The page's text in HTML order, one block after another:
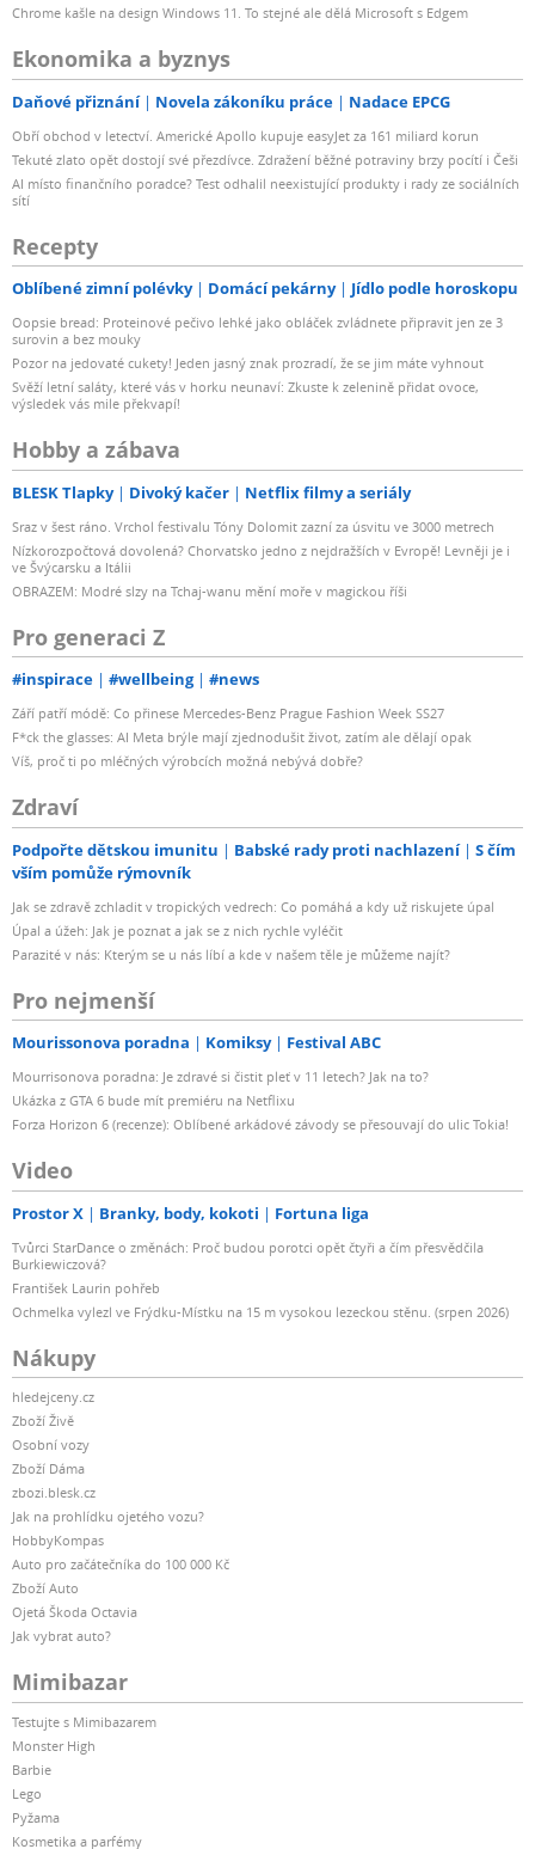
Chrome kašle na design Windows 11. To stejné ale dělá Microsoft s Edgem
Ekonomika a byznys
Daňové přiznání Novela zákoníku práce Nadace EPCG
Obří obchod v letectví. Americké Apollo kupuje easyJet za 161 miliard korun
Tekuté zlato opět dostojí své přezdívce. Zdražení běžné potraviny brzy pocítí i Češi
AI místo finančního poradce? Test odhalil neexistující produkty i rady ze sociálních
sítí
Recepty
Oblíbené zimní polévky Domácí pekárny Jídlo podle horoskopu
Oopsie bread: Proteinové pečivo lehké jako obláček zvládnete připravit jen ze 3
surovin a bez mouky
Pozor na jedovaté cukety! Jeden jasný znak prozradí, že se jim máte vyhnout
Svěží letní saláty, které vás v horku neunaví: Zkuste k zelenině přidat ovoce,
výsledek vás mile překvapí!
Hobby a zábava
BLESK Tlapky Divoký kačer Netflix filmy a seriály
Sraz v šest ráno. Vrchol festivalu Tóny Dolomit zazní za úsvitu ve 3000 metrech
Nízkorozpočtová dovolená? Chorvatsko jedno z nejdražších v Evropě! Levněji je i
ve Švýcarsku a Itálii
OBRAZEM: Modré slzy na Tchaj-wanu mění moře v magickou říši
Pro generaci Z
#inspirace #wellbeing #news
Září patří módě: Co přinese Mercedes-Benz Prague Fashion Week SS27
F*ck the glasses: AI Meta brýle mají zjednodušit život, zatím ale dělají opak
Víš, proč ti po mléčných výrobcích možná nebývá dobře?
Zdraví
Podpořte dětskou imunitu Babské rady proti nachlazení
S čím
vším pomůže rýmovník
Jak se zdravě zchladit v tropických vedrech: Co pomáhá a kdy už riskujete úpal
Úpal a úžeh: Jak je poznat a jak se z nich rychle vyléčit
Parazité v nás: Kterým se u nás líbí a kde v našem těle je můžeme najít?
Pro nejmenší
Mourissonova poradna Komiksy Festival ABC
Mourrisonova poradna: Je zdravé si čistit pleť v 11 letech? Jak na to?
Ukázka z GTA 6 bude mít premiéru na Netflixu
Forza Horizon 6 (recenze): Oblíbené arkádové závody se přesouvají do ulic Tokia!
Video
Prostor X Branky, body, kokoti Fortuna liga
Tvůrci StarDance o změnách: Proč budou porotci opět čtyři a čím přesvědčila
Burkiewiczová?
František Laurin pohřeb
Ochmelka vylezl ve Frýdku-Místku na 15 m vysokou lezeckou stěnu. (srpen 2026)
Nákupy
hledejceny.cz
Zboží Živě
Osobní vozy
Zboží Dáma
zbozi.blesk.cz
Jak na prohlídku ojetého vozu?
HobbyKompas
Auto pro začátečníka do 100 000 Kč
Zboží Auto
Ojetá Škoda Octavia
Jak vybrat auto?
Mimibazar
Testujte s Mimibazarem
Monster High
Barbie
Lego
Pyžama
Kosmetika a parfémy